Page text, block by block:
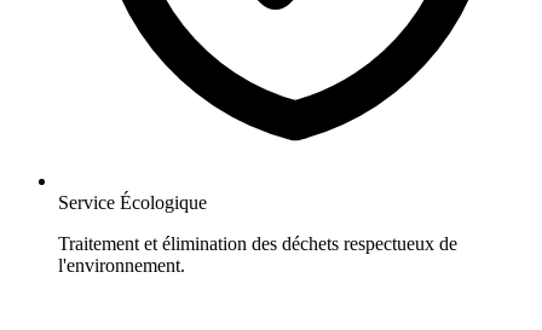
Service Écologique
Traitement et élimination des déchets respectueux de
l'environnement.